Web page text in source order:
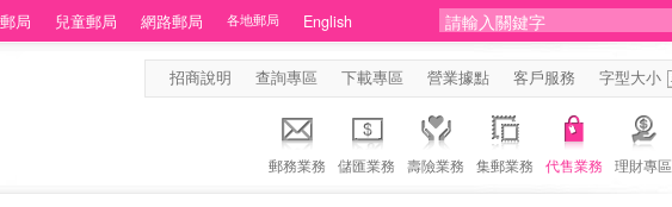
局 兒童郵局 網路郵局 各地郵局 English
招商說明 查詢專區 下載專區 營業據點 客戶服務 字型大小
郵務業務 儲匯業務 壽險業務 集郵業務 代售業務 理財專區